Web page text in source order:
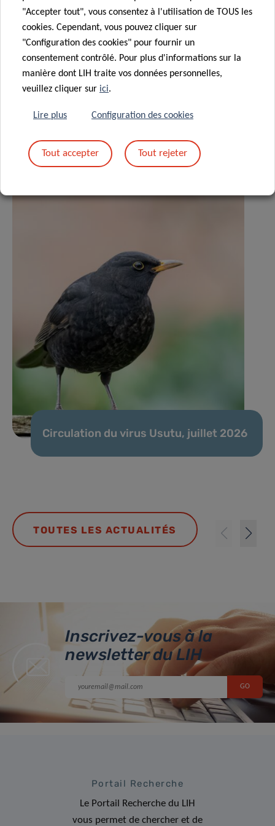
Partagez sur
Actualités associées
Circulation du virus Usutu, juillet 2026
TOUTES LES ACTUALITÉS
Inscrivez-vous à la
newsletter du LIH
Portail Recherche
Le Portail Recherche du LIH
vous permet de chercher et de
"Accepter tout", vous consentez à l'utilisation de TOUS les
cookies. Cependant, vous pouvez cliquer sur
"Configuration des cookies" pour fournir un
consentement contrôlé. Pour plus d'informations sur la
manière dont LIH traite vos données personnelles,
veuillez cliquer sur ici.
Lire plus Configuration des cookies
Tout accepter Tout rejeter